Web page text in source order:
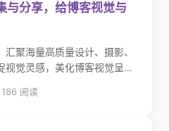
与分享，给博客视觉与
聚海量高质量设计、摄影、
视觉灵感，美化博客视觉呈
186 阅读